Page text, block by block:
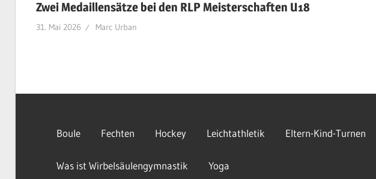
Zwei Medaillensätze bei den RLP Meisterschaften U18
31. Mai 2026 Marc Urban
Boule Fechten Hockey Leichtathletik Eltern-Kind-Turnen
Was ist Wirbelsäulengymnastik Yoga